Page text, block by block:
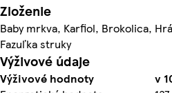
Zloženie
Baby mrkva, Karfiol, Brokolica,
Fazuľka struky
Výživové údaje
Výživové hodnoty
v